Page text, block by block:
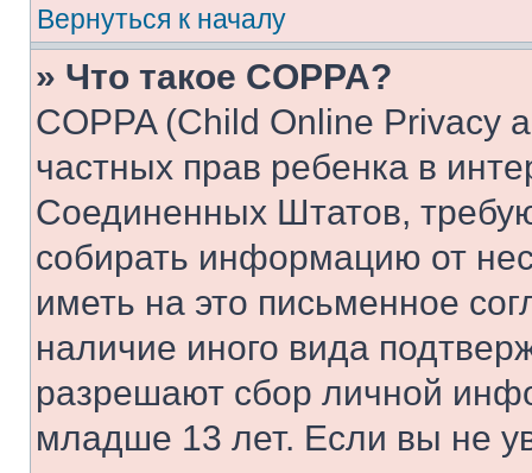
Вернуться к началу
» Что такое COPPA?
COPPA (Child Online Privacy
частных прав ребенка в
Соединенных Штатов,
собирать информацию от
иметь на это письменное
наличие иного вида
разрешают сбор личной
младше 13 лет. Если вы не